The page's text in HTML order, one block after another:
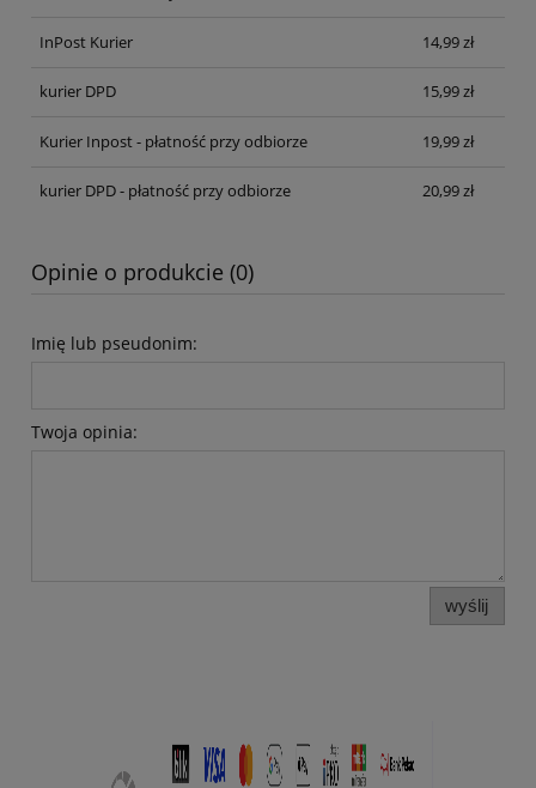
InPost Kurier 14,99 zł
kurier DPD 15,99 zł
Kurier Inpost - płatność przy odbiorze 19,99 zł
kurier DPD - płatność przy odbiorze 20,99 zł
Opinie o produkcie (0)
Imię lub pseudonim:
Twoja opinia:
wyślij